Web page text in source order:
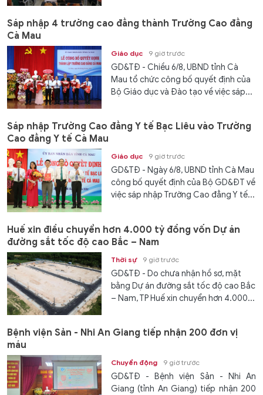
Sáp nhập 4 trường cao đẳng thành Trường Cao đẳng
Cà Mau
Giáo dục 9 giờ trước
GD&TĐ - Chiều 6/8, UBND tỉnh Cà
Mau tổ chức công bố quyết định của
Bộ Giáo dục và Đào tạo về việc sáp...
Sáp nhập Trường Cao đẳng Y tế Bạc Liêu vào Trường
Cao đẳng Y tế Cà Mau
Giáo dục 9 giờ trước
GD&TĐ - Ngày 6/8, UBND tỉnh Cà Mau
công bố quyết định của Bộ GD&ĐT về
việc sáp nhập Trường Cao đẳng Y tế...
Huế xin điều chuyển hơn 4.000 tỷ đồng vốn Dự án
đường sắt tốc độ cao Bắc – Nam
Thời sự 9 giờ trước
GD&TĐ - Do chưa nhận hồ sơ, mặt
bằng Dự án đường sắt tốc độ cao Bắc
– Nam, TP Huế xin chuyển hơn 4.000...
Bệnh viện Sản - Nhi An Giang tiếp nhận 200 đơn vị
máu
Chuyển động 9 giờ trước
GD&TĐ - Bệnh viện Sản - Nhi An
Giang (tỉnh An Giang) tiếp nhận 200